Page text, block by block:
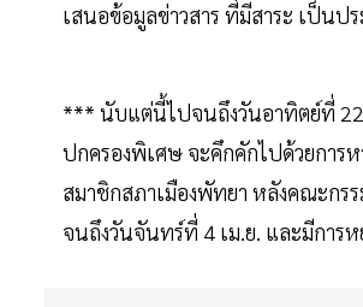
เสนอข้อมูลข่าวสาร ที่มีสาระ เป็นป
*** นับแต่นี้ไปจนถึงวันอาทิตย์ที่
ปกครองพิเศษ จะคึกคักไปด้วยการ
สมาชิกสภาเมืองพัทยา หลังคณะกร
จนถึงวันจันทร์ที่ 4 เม.ย. และมีการ